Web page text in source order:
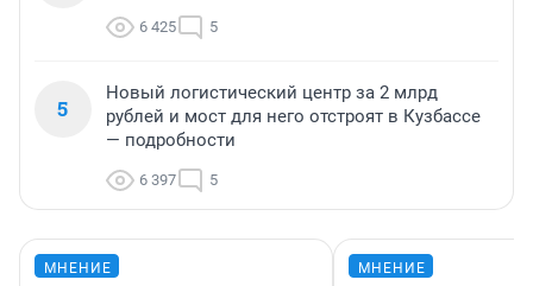
6 425 5
5
Новый логистический центр за 2 млрд
рублей и мост для него отстроят в Кузбассе
— подробности
6 397 5
МНЕНИЕ МНЕНИЕ